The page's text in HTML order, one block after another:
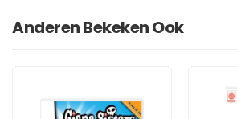
Anderen Bekeken Ook